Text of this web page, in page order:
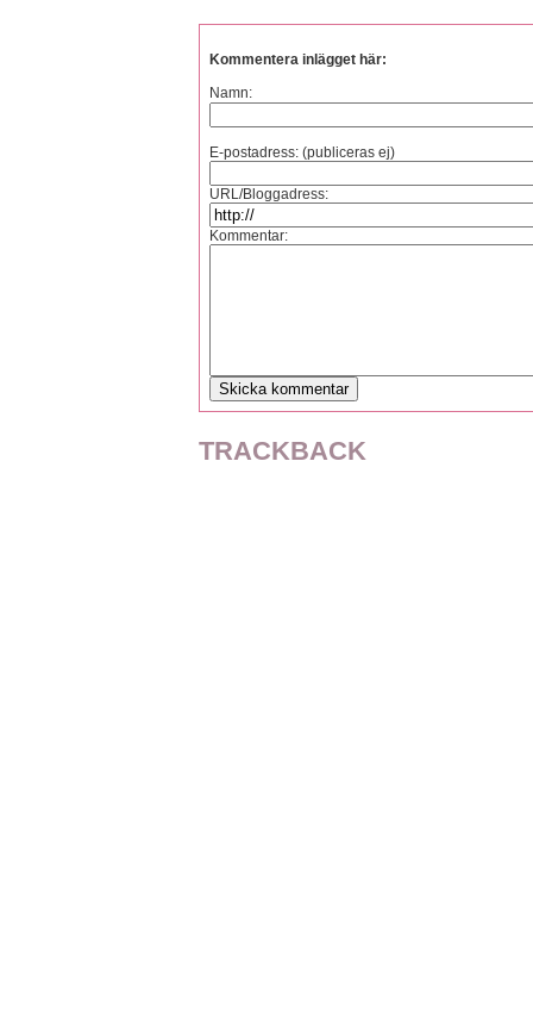
Kommentera inlägget här:
Namn:
E-postadress: (publiceras ej)
URL/Bloggadress:
Kommentar:
TRACKBACK